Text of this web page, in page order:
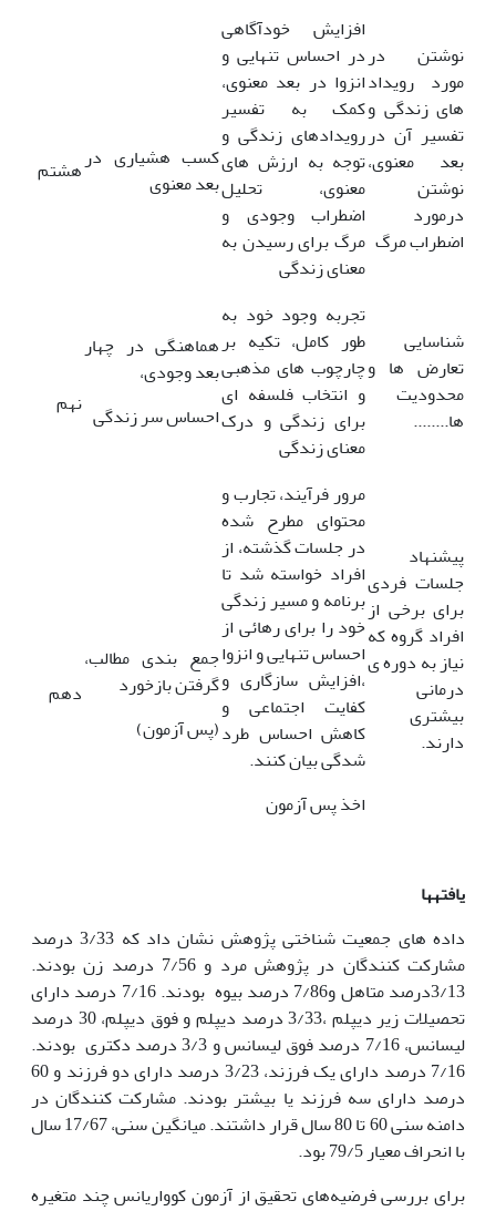
نوشتن در
مورد رویداد
های زندگی و
تفسیر آن در
بعد معنوی،
نوشتن
درمورد
اضطراب مرگ
افزایش خودآگاهی
در احساس تنهایی و
انزوا در بعد معنوی،
کمک به تفسیر
رویدادهای زندگی و
توجه به ارزش های
معنوی، تحلیل
اضطراب وجودی و
مرگ برای رسیدن به
معنای زندگی
کسب هشیاری در
بعد معنوی
هشتم
شناسایی
تعارض ها و
محدودیت
ها........
تجربه وجود خود به
طور کامل، تکیه بر
چارچوب های مذهبی
و انتخاب فلسفه ای
برای زندگی و درک
معنای زندگی
هماهنگی در چهار
بعد وجودی،
احساس سر زندگی نهم
پیشنهاد
جلسات فردی
برای برخی از
افراد گروه که
نیاز به دوره ی
درمانی
بیشتری
دارند.
مرور فرآیند، تجارب و
محتوای مطرح شده
در جلسات گذشته، از
افراد خواسته شد تا
برنامه و مسیر زندگی
خود را برای رهائی از
احساس تنهایی و انزوا
،افزایش سازگاری و
کفایت اجتماعی و
کاهش احساس طرد
شدگی بیان کنند.
اخذ پس آزمون
جمع بندی مطالب،
گرفتن بازخورد
(پس آزمون)
دهم
یافته­ها
داده های جمعیت شناختی پژوهش نشان داد که 3/33 درصد
مشارکت کنندگان در پژوهش مرد و 7/56 درصد زن بودند.
3/13درصد متاهل و7/86 درصد بیوه بودند. 7/16 درصد دارای
تحصیلات زیر دیپلم ،3/33 درصد دیپلم و فوق دیپلم، 30 درصد
لیسانس، 7/16 درصد فوق لیسانس و 3/3 درصد دکتری بودند.
7/16 درصد دارای یک فرزند، 3/23 درصد دارای دو فرزند و 60
درصد دارای سه فرزند یا بیشتر بودند. مشارکت کنندگان در
دامنه سنی 60 تا 80 سال قرار داشتند. میانگین سنی، 17/67 سال
با انحراف معیار 79/5 بود.
برای بررسی فرضیه‌های تحقیق از آزمون کوواریانس چند متغیره